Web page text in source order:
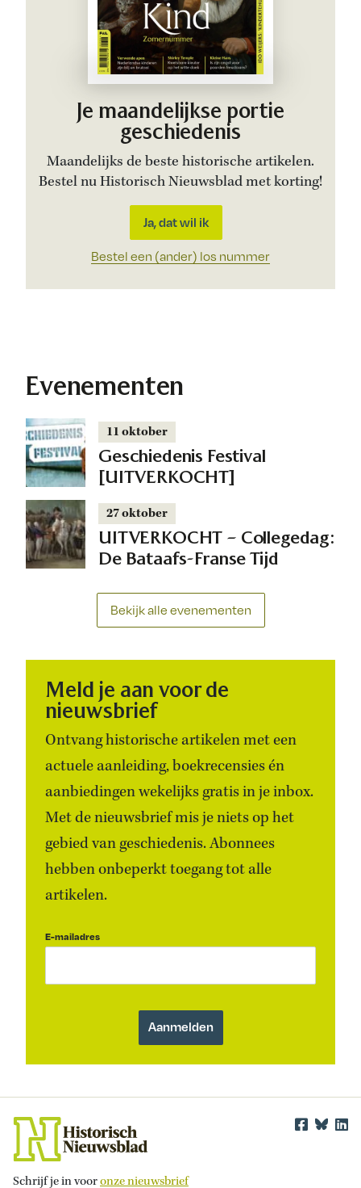
Je maandelijkse portie
geschiedenis
Maandelijks de beste historische artikelen.
Bestel nu Historisch Nieuwsblad met korting!
Ja, dat wil ik
Bestel een (ander) los nummer
Evenementen
11 oktober
Geschiedenis Festival
[UITVERKOCHT]
27 oktober
UITVERKOCHT – Collegedag:
De Bataafs-Franse Tijd
Bekijk alle evenementen
Meld je aan voor de
nieuwsbrief
Ontvang historische artikelen met een
actuele aanleiding, boekrecensies én
aanbiedingen wekelijks gratis in je inbox.
Met de nieuwsbrief mis je niets op het
gebied van geschiedenis. Abonnees
hebben onbeperkt toegang tot alle
artikelen.
E-mailadres
Schrijf je in vooronze nieuwsbrief